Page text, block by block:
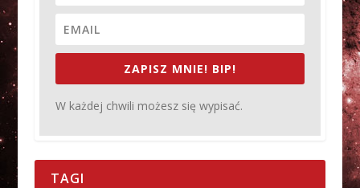
ZAPISZ MNIE! BIP!
W każdej chwili możesz się wypisać.
TAGI